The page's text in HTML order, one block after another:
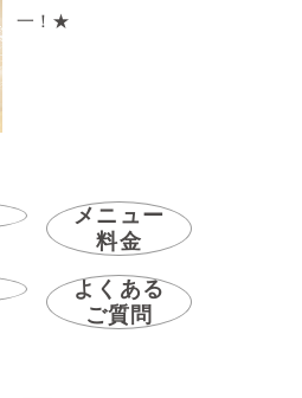
一！★
メニュー
料金
よくある
ご質問